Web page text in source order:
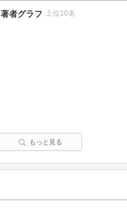
著者グラフ 上位10名
もっと見る